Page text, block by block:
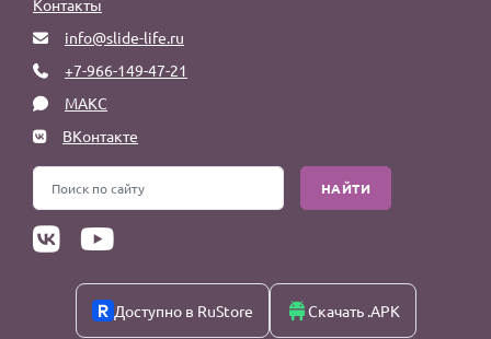
Контакты
info@slide-life.ru
+7-966-149-47-21
МАКС
ВКонтакте
НАЙТИ
Доступно в RuStore Скачать .APK